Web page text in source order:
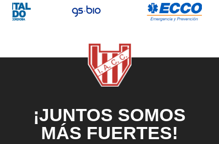
¡JUNTOS SOMOS
MÁS FUERTES!